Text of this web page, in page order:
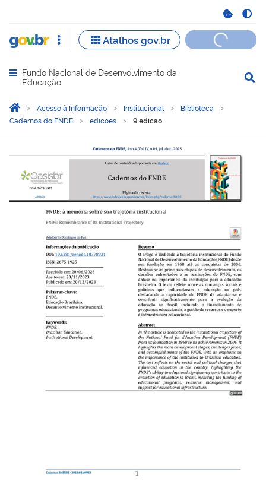
Abrir menu principal de navegação
Fundo Nacional de Desenvolvimento da
Educação
Você está aqui:
Página Inicial
Acesso à Informação Institucional
Biblioteca
Cadernos do FNDE
edicoes 9 edicao